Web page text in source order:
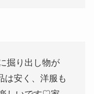
掘り出し物が
は安く、洋服も